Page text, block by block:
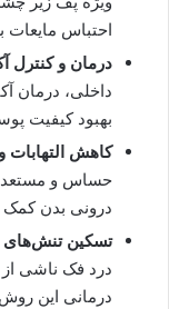
احتباس مایعات
درمان و کنترل
داخلی، درمان
بهبود کیفیت
کاهش
حساس و مستعد
درونی بدن
تسکین
درد فک ناشی از
درمانی این